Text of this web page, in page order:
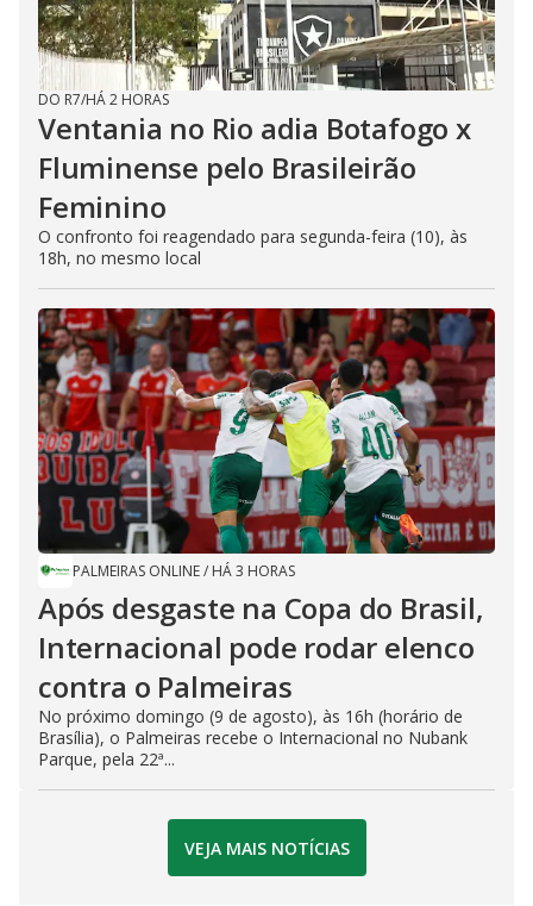
DO R7/HÁ 2 HORAS
Ventania no Rio adia Botafogo x
Fluminense pelo Brasileirão
Feminino
O confronto foi reagendado para segunda-feira (10), às
18h, no mesmo local
PALMEIRAS ONLINE/ HÁ 3 HORAS
Após desgaste na Copa do Brasil,
Internacional pode rodar elenco
contra o Palmeiras
No próximo domingo (9 de agosto), às 16h (horário de
Brasília), o Palmeiras recebe o Internacional no Nubank
Parque, pela 22ª...
VEJA MAIS NOTÍCIAS